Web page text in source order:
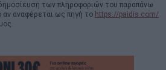
των πληροφοριών του παραπάνω
αναφέρεται ως πηγή το https://paidis.com/